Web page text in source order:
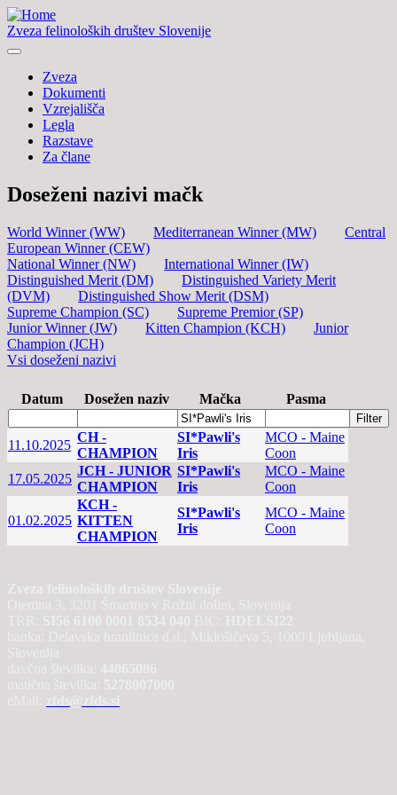
Zveza felinoloških društev Slovenije
Zveza
Dokumenti
Vzrejališča
Legla
Razstave
Za člane
Doseženi nazivi mačk
World Winner (WW) Mediterranean Winner (MW)
Central
European Winner (CEW)
National Winner (NW)
International Winner (IW)
Distinguished Merit (DM)
Distinguished Variety Merit
(DVM)
Distinguished Show Merit (DSM)
Supreme Champion (SC)
Supreme Premior (SP)
Junior Winner (JW)
Kitten Champion (KCH)
Junior
Champion (JCH)
Vsi doseženi nazivi
Datum Dosežen naziv Mačka Pasma
11.10.2025
CH -
CHAMPION
SI*Pawli's
Iris
MCO - Maine
Coon
17.05.2025
JCH - JUNIOR
CHAMPION
SI*Pawli's
Iris
MCO - Maine
Coon
01.02.2025
KCH -
KITTEN
CHAMPION
SI*Pawli's
Iris
MCO - Maine
Coon